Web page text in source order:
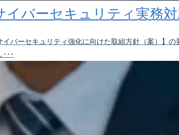
イバーセキュリティ実務
バーセキュリティ強化に向けた取組方針（案）】の
･･